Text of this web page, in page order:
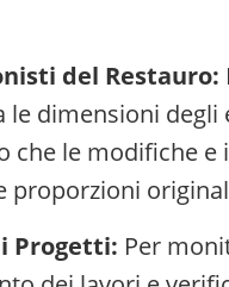
del Restauro:
le dimensioni
che le modifiche e
proporzioni
Progetti: Per